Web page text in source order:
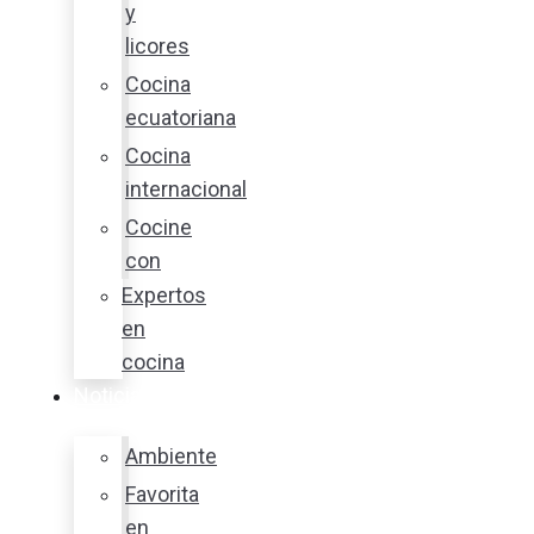
y
licores
Cocina
ecuatoriana
Cocina
internacional
Cocine
con
Expertos
en
cocina
Ambiente
Favorita
en